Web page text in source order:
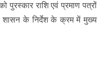
पुरस्कार राशि एवं प्रमाण पत्रों
शासन के निर्देश के क्रम में मुख्य